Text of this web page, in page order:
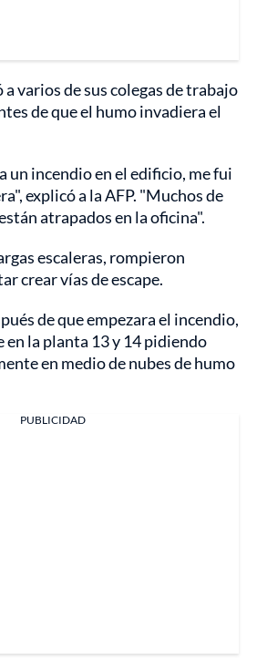
varios de sus colegas de trabajo
de que el humo invadiera el
un incendio en el edificio, me fui
explicó a la AFP. "Muchos de
atrapados en la oficina".
escaleras, rompieron
crear vías de escape.
de que empezara el incendio,
en la planta 13 y 14 pidiendo
en medio de nubes de humo
PUBLICIDAD